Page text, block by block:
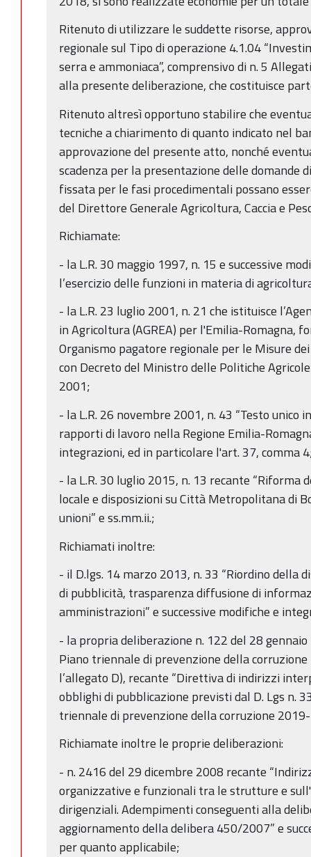
Ritenuto di utilizzare le suddette risorse,
regionale sul Tipo di operazione 4.1.04
serra e ammoniaca”, comprensivo di n. 5
alla presente deliberazione, che costituisce
Ritenuto altresì opportuno stabilire che
tecniche a chiarimento di quanto indicato nel
approvazione del presente atto, nonché
scadenza per la presentazione delle domande
fissata per le fasi procedimentali possano
del Direttore Generale Agricoltura, Caccia e
Richiamate:
- la L.R. 30 maggio 1997, n. 15 e successive
l’esercizio delle funzioni in materia di
- la L.R. 23 luglio 2001, n. 21 che istituisce
in Agricoltura (AGREA) per l'Emilia-Romagna,
Organismo pagatore regionale per le Misure
con Decreto del Ministro delle Politiche
2001;
- la L.R. 26 novembre 2001, n. 43 “Testo unico
rapporti di lavoro nella Regione Emilia-
integrazioni, ed in particolare l'art. 37, comma
- la L.R. 30 luglio 2015, n. 13 recante “Riforma
locale e disposizioni su Città Metropolitana di
unioni” e ss.mm.ii.;
Richiamati inoltre:
- il D.lgs. 14 marzo 2013, n. 33 “Riordino della
di pubblicità, trasparenza diffusione di
amministrazioni” e successive modifiche e
- la propria deliberazione n. 122 del 28
Piano triennale di prevenzione della
l’allegato D), recante “Direttiva di indirizzi
obblighi di pubblicazione previsti dal D. Lgs n.
triennale di prevenzione della corruzione
Richiamate inoltre le proprie deliberazioni:
- n. 2416 del 29 dicembre 2008 recante
organizzative e funzionali tra le strutture e
dirigenziali. Adempimenti conseguenti alla
aggiornamento della delibera 450/2007” e
per quanto applicabile;